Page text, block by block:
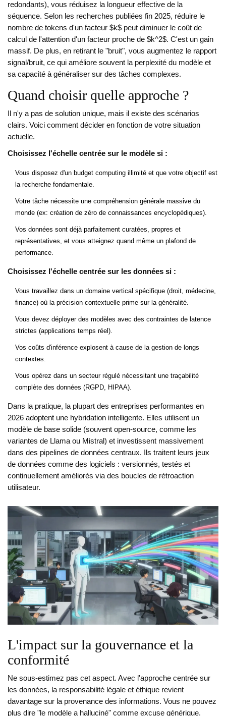
redondants), vous réduisez la longueur effective de la
séquence. Selon les recherches publiées fin 2025, réduire le
nombre de tokens d'un facteur $k$ peut diminuer le coût de
calcul de l'attention d'un facteur proche de $k^2$. C'est un gain
massif. De plus, en retirant le "bruit", vous augmentez le rapport
signal/bruit, ce qui améliore souvent la perplexité du modèle et
sa capacité à généraliser sur des tâches complexes.
Quand choisir quelle approche ?
Il n'y a pas de solution unique, mais il existe des scénarios
clairs. Voici comment décider en fonction de votre situation
actuelle.
Choisissez l'échelle centrée sur le modèle si :
Vous disposez d'un budget computing illimité et que votre objectif est
la recherche fondamentale.
Votre tâche nécessite une compréhension générale massive du
monde (ex: création de zéro de connaissances encyclopédiques).
Vos données sont déjà parfaitement curatées, propres et
représentatives, et vous atteignez quand même un plafond de
performance.
Choisissez l'échelle centrée sur les données si :
Vous travaillez dans un domaine vertical spécifique (droit, médecine,
finance) où la précision contextuelle prime sur la généralité.
Vous devez déployer des modèles avec des contraintes de latence
strictes (applications temps réel).
Vos coûts d'inférence explosent à cause de la gestion de longs
contextes.
Vous opérez dans un secteur régulé nécessitant une traçabilité
complète des données (RGPD, HIPAA).
Dans la pratique, la plupart des entreprises performantes en
2026 adoptent une hybridation intelligente. Elles utilisent un
modèle de base solide (souvent open-source, comme les
variantes de Llama ou Mistral) et investissent massivement
dans des pipelines de données centraux. Ils traitent leurs jeux
de données comme des logiciels : versionnés, testés et
continuellement améliorés via des boucles de rétroaction
utilisateur.
L'impact sur la gouvernance et la
conformité
Ne sous-estimez pas cet aspect. Avec l'approche centrée sur
les données, la responsabilité légale et éthique revient
davantage sur la provenance des informations. Vous ne pouvez
plus dire "le modèle a halluciné" comme excuse générique.